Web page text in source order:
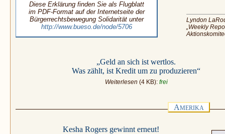
Diese Erklärung finden Sie als Flugblatt
im PDF-Format auf der Internetseite der
Bürgerrechtsbewegung Solidarität unter
http://www.bueso.de/node/5706
Lyndon
„Weekly
„Geld an sich ist wertlos.
Was zählt, ist Kredit um zu produzieren“
Weiterlesen (4 KB): frei
AMERIKA
Kesha Rogers gewinnt erneut!